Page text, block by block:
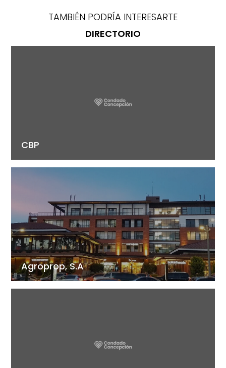
TAMBIÉN PODRÍA INTERESARTE
DIRECTORIO
CBP
Agroprop, S.A